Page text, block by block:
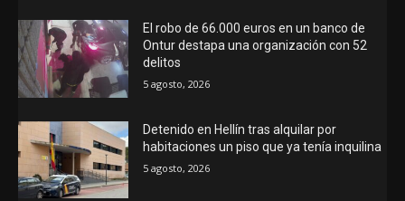
El robo de 66.000 euros en un banco de
Ontur destapa una organización con 52
delitos
5 agosto, 2026
Detenido en Hellín tras alquilar por
habitaciones un piso que ya tenía inquilina
5 agosto, 2026